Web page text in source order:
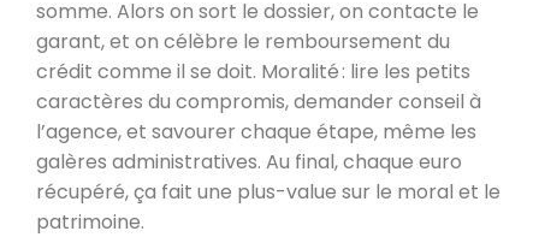
somme. Alors on sort le dossier, on contacte le
garant, et on célèbre le remboursement du
crédit comme il se doit. Moralité : lire les petits
caractères du compromis, demander conseil à
l’agence, et savourer chaque étape, même les
galères administratives. Au final, chaque euro
récupéré, ça fait une plus-value sur le moral et le
patrimoine.